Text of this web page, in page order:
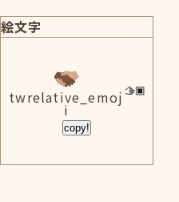
絵文字
twrelative_emoj
i
copy!